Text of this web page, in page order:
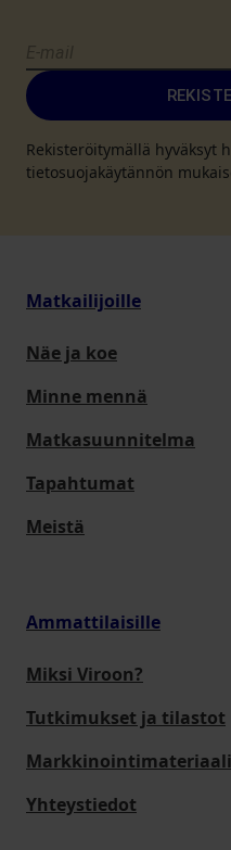
Rekisteröitymällä hyväksyt
tietosuojakäytännön
Matkailijoille
Näe ja koe
Minne mennä
Matkasuunnitelma
Tapahtumat
Meistä
Ammattilaisille
Miksi Viroon?
Tutkimukset ja tilastot
Yhteystiedot